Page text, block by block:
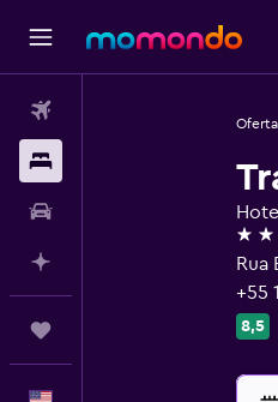
4
Rua
+55
8,5